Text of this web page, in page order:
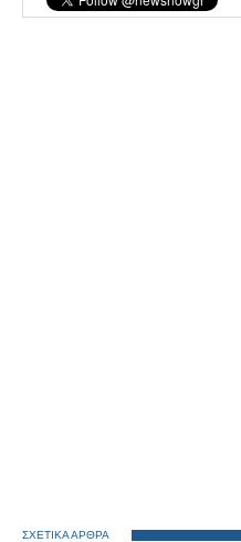
ΣΧΕΤΙΚΑ ΑΡΘΡΑ